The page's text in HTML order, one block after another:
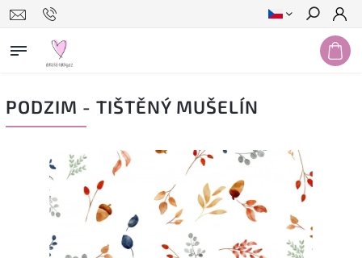
Hledat
PODZIM - TIŠTĚNÝ MUŠELÍN